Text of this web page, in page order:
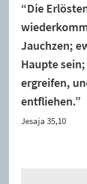
“Die
Jauchzen;
Haupte
ergreifen,
entfliehen.”
Jesaja 35,10